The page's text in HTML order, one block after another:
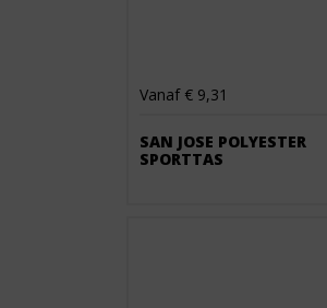
Vanaf € 9,31
SAN JOSE POLYESTER
SPORTTAS